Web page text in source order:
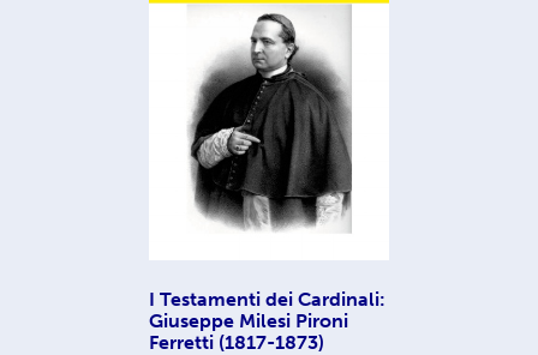
I Testamenti dei Cardinali:
Giuseppe Milesi Pironi
Ferretti (1817-1873)